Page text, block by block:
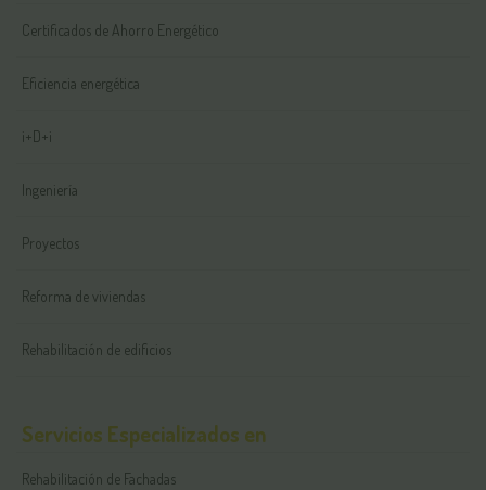
Certificados de Ahorro Energético
Eficiencia energética
i+D+i
Ingeniería
Proyectos
Reforma de viviendas
Rehabilitación de edificios
Servicios Especializados en
Rehabilitación de Fachadas